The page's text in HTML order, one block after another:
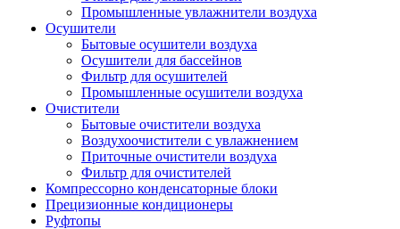
Промышленные увлажнители воздуха
Осушители
Бытовые осушители воздуха
Осушители для бассейнов
Фильтр для осушителей
Промышленные осушители воздуха
Очистители
Бытовые очистители воздуха
Воздухоочистители с увлажнением
Приточные очистители воздуха
Фильтр для очистителей
Компрессорно конденсаторные блоки
Прецизионные кондиционеры
Руфтопы